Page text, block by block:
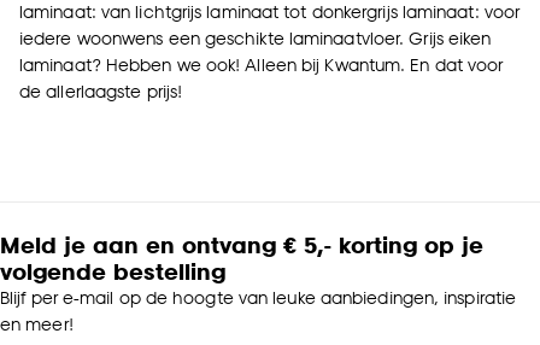
laminaat: van lichtgrijs laminaat tot donkergrijs laminaat: voor
iedere woonwens een geschikte laminaatvloer. Grijs eiken
laminaat? Hebben we ook! Alleen bij Kwantum. En dat voor
de allerlaagste prijs!
Meld je aan en ontvang € 5,- korting op je
volgende bestelling
Blijf per e-mail op de hoogte van leuke aanbiedingen, inspiratie
en meer!